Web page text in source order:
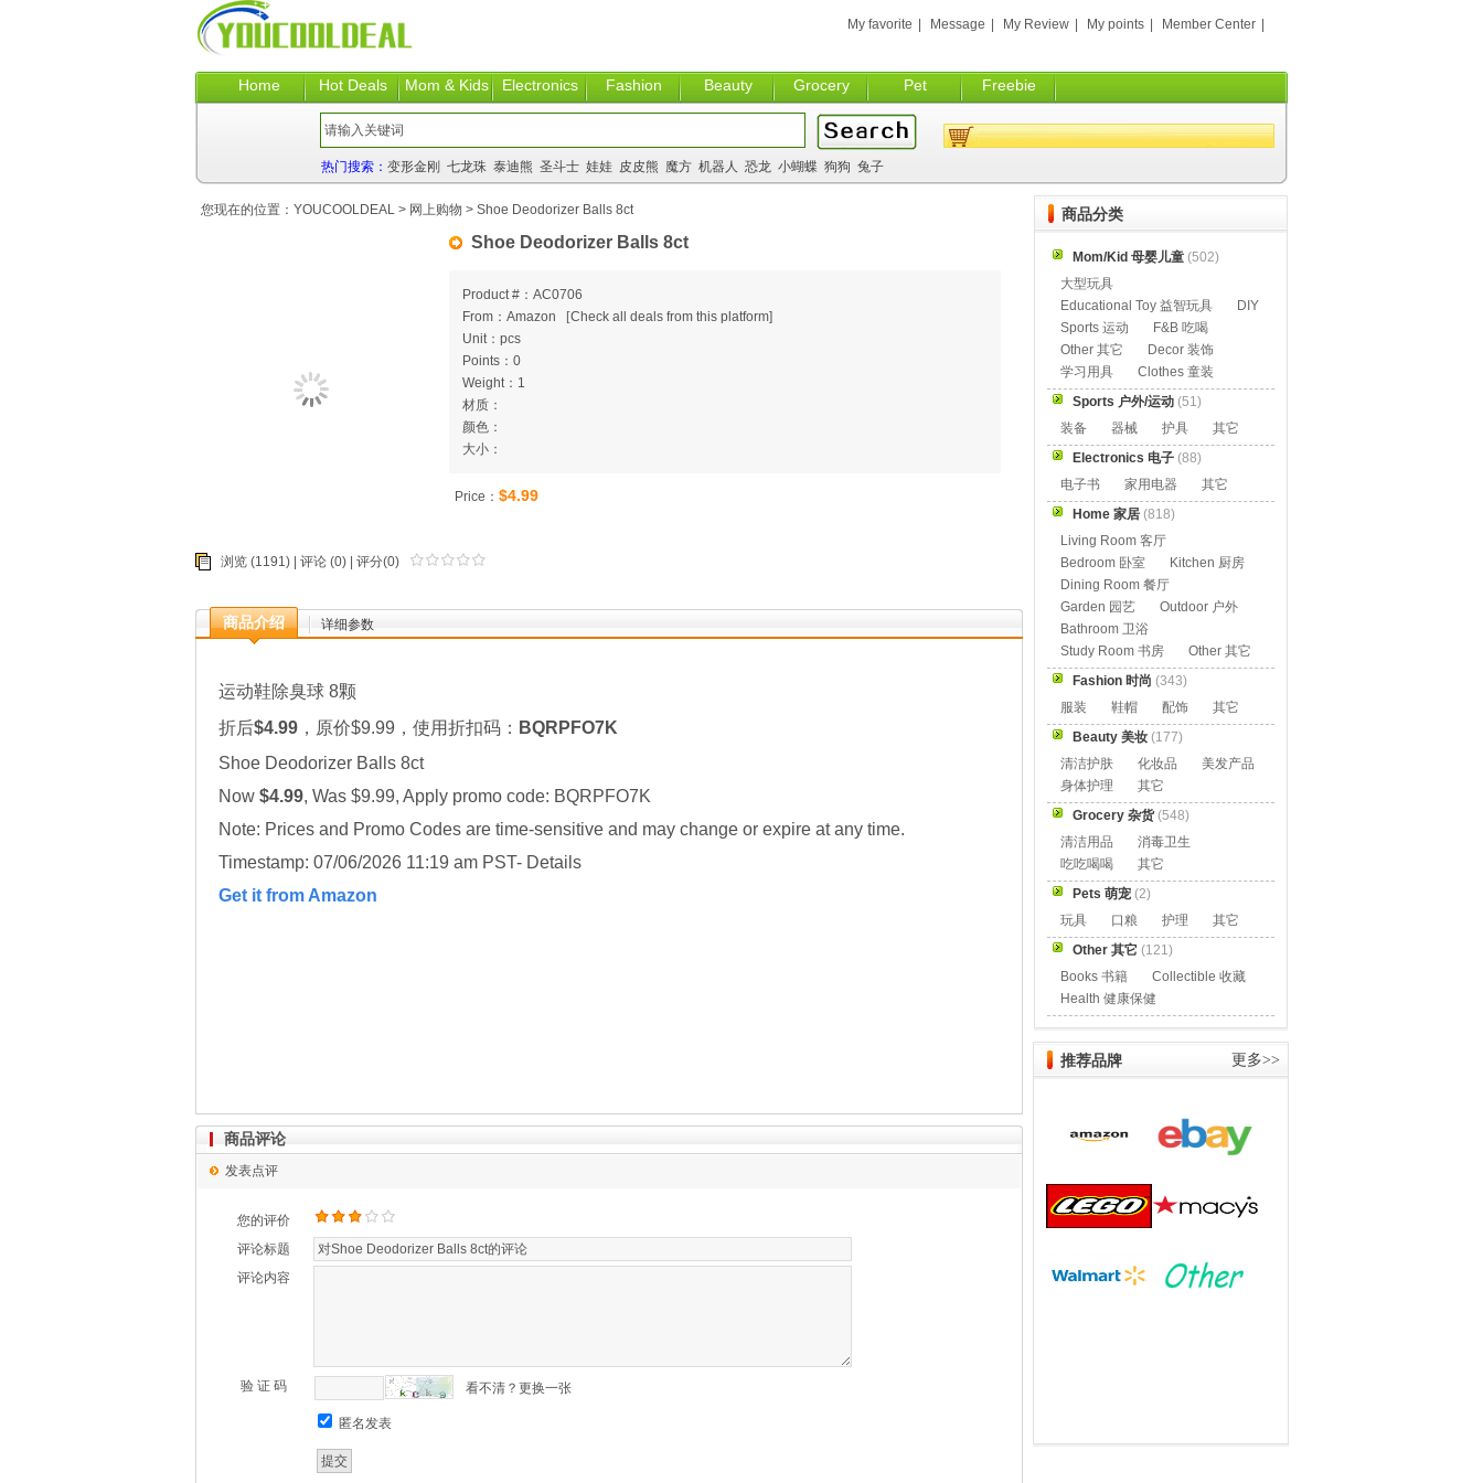
Home Hot Deals Mom & Kids Electronics Fashion Beauty Grocery Pet Freebie
My favorite Message My Review My points Member Center
热门搜索： 变形金刚 七龙珠 泰迪熊 圣斗士 娃娃 皮皮熊 魔方 机器人 恐龙 小蝴蝶 狗狗 兔子
Shoe Deodorizer Balls 8ct
Product #：AC0706
From：Amazon
[Check all deals from this platform]
Unit：pcs
Points：0
Weight：1
材质：
颜色：
大小：
Price： $4.99
浏览 (1191) | 评论 (0) | 评分(0)
商品介绍 详细参数
运动鞋除臭球 8颗
折后$4.99 ，原价$9.99，使用折扣码： BQRPFO7K
Shoe Deodorizer Balls 8ct
Now $4.99, Was $9.99, Apply promo code: BQRPFO7K
Note: Prices and Promo Codes are time-sensitive and may change or expire at any time.
Timestamp: 07/06/2026 11:19 am PST- Details
Get it from Amazon
您现在的位置： YOUCOOLDEAL > 网上购物 > Shoe Deodorizer Balls 8ct
商品评论
发表点评
您的评价
评论标题
评论内容
验 证 码 看不清？更换一张
匿名发表
商品分类
Mom/Kid 母婴儿童 (502)
大型玩具
Educational Toy 益智玩具
DIY
Sports 运动
F&B 吃喝
Other 其它
Decor 装饰
学习用具
Clothes 童装
Sports 户外/运动 (51)
装备
器械 护具
其它
Electronics 电子 (88)
电子书
家用电器
其它
Home 家居 (818)
Living Room 客厅
Bedroom 卧室
Kitchen 厨房
Dining Room 餐厅
Garden 园艺
Outdoor 户外
Bathroom 卫浴
Study Room 书房
Other 其它
Fashion 时尚 (343)
服装
鞋帽 配饰
其它
Beauty 美妆 (177)
清洁护肤
化妆品
美发产品
身体护理
其它
Grocery 杂货(548)
清洁用品
消毒卫生
吃吃喝喝
其它
Pets 萌宠 (2)
玩具
口粮 护理
其它
Other 其它 (121)
Books 书籍
Collectible 收藏
Health 健康保健
推荐品牌 更多>>